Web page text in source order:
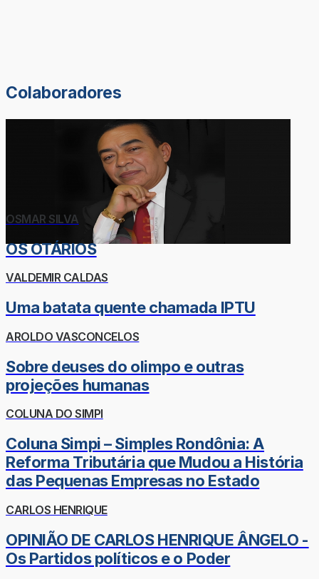
Colaboradores
OSMAR SILVA
OS OTÁRIOS
VALDEMIR CALDAS
Uma batata quente chamada IPTU
AROLDO VASCONCELOS
Sobre deuses do olimpo e outras
projeções humanas
COLUNA DO SIMPI
Coluna Simpi – Simples Rondônia: A
Reforma Tributária que Mudou a História
das Pequenas Empresas no Estado
CARLOS HENRIQUE
OPINIÃO DE CARLOS HENRIQUE ÂNGELO -
Os Partidos políticos e o Poder